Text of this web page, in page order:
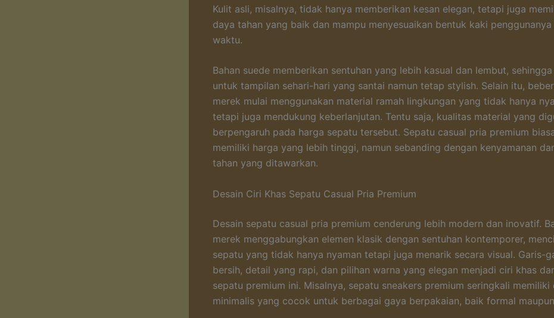
Kulit asli, misalnya, tidak hanya memberikan kesan elegan, tetapi juga
daya tahan yang baik dan mampu menyesuaikan bentuk kaki penggunanya
waktu.
Bahan suede memberikan sentuhan yang lebih kasual dan lembut,
untuk tampilan sehari-hari yang santai namun tetap stylish. Selain itu,
merek mulai menggunakan material ramah lingkungan yang tidak hanya
tetapi juga mendukung keberlanjutan. Tentu saja, kualitas material yang
berpengaruh pada harga sepatu tersebut. Sepatu casual pria premium
memiliki harga yang lebih tinggi, namun sebanding dengan kenyamanan
tahan yang ditawarkan.
Desain Ciri Khas Sepatu Casual Pria Premium
Desain sepatu casual pria premium cenderung lebih modern dan inovatif.
merek menggabungkan elemen klasik dengan sentuhan kontemporer,
sepatu yang tidak hanya nyaman tetapi juga menarik secara visual. Garis-
bersih, detail yang rapi, dan pilihan warna yang elegan menjadi ciri khas
sepatu premium ini. Misalnya, sepatu sneakers premium seringkali memiliki
minimalis yang cocok untuk berbagai gaya berpakaian, baik formal